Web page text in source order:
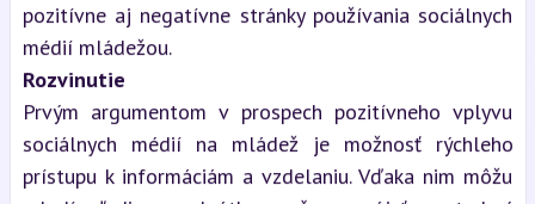
pozitívne aj negatívne stránky používania sociálnych
médií mládežou.
Rozvinutie
Prvým argumentom v prospech pozitívneho vplyvu
sociálnych médií na mládež je možnosť rýchleho
prístupu k informáciám a vzdelaniu. Vďaka nim môžu